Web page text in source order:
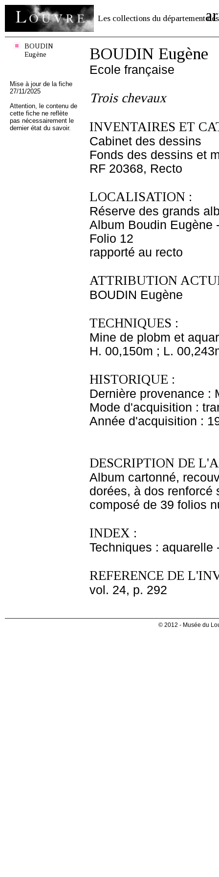
Les collections du département des
BOUDIN
Eugène
Mise à jour de la fiche
27/11/2025
Attention, le contenu de
cette fiche ne reflète
pas nécessairement le
dernier état du savoir.
BOUDIN Eugène
Ecole française
Trois chevaux
INVENTAIRES ET
Cabinet des dessins
Fonds des dessins et
RF 20368, Recto
LOCALISATION :
Réserve des grands
Album Boudin Eugène
Folio 12
rapporté au recto
ATTRIBUTION
BOUDIN Eugène
TECHNIQUES :
Mine de plobm et
H. 00,150m ; L.
HISTORIQUE :
Dernière provenance :
Mode d'acquisition :
Année d'acquisition :
DESCRIPTION DE
Album cartonné,
dorées, à dos renforcé
composé de 39 folios
INDEX :
Techniques : aquarelle
REFERENCE DE
vol. 24, p. 292
© 2012 - Musée du